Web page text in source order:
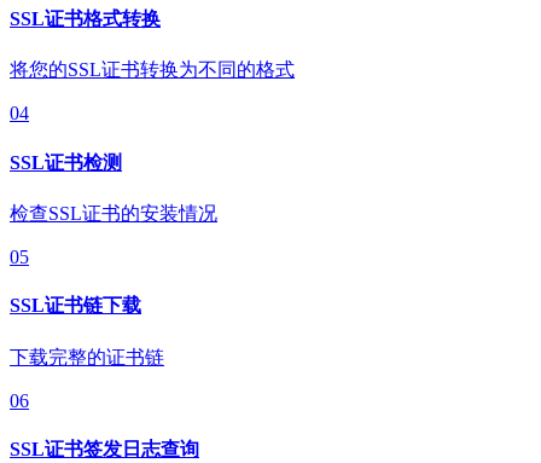
SSL证书格式转换
将您的SSL证书转换为不同的格式
04
SSL证书检测
检查SSL证书的安装情况
05
SSL证书链下载
下载完整的证书链
06
SSL证书签发日志查询